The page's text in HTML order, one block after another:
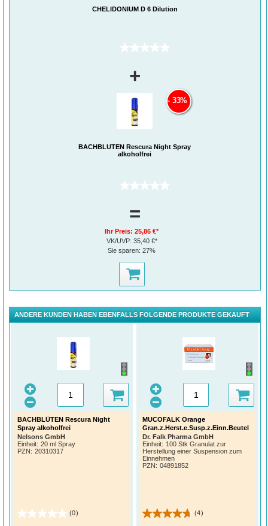
CHELIDONIUM D 6 Dilution
(0)
+
BACHBLÜTEN Rescura Night Spray
alkoholfrei
(0)
33%
=
Ihr Preis:25,86 €*
VK/UVP: 35,40 €*
Sie sparen:27%
ANDERE KUNDEN HABEN EBENFALLS FOLGENDE PRODUKTE GEKAUFT
BACHBLÜTEN Rescura Night
Spray alkoholfrei
Nelsons GmbH
Einheit: 20 ml Spray
PZN : 20310317
(0)
MUCOFALK Orange
Gran.z.Herst.e.Susp.z.Einn.Beutel
Dr. Falk Pharma GmbH
Einheit: 100 Stk Granulat zur
Herstellung einer Suspension zum
Einnehmen
PZN : 04891852
(4)